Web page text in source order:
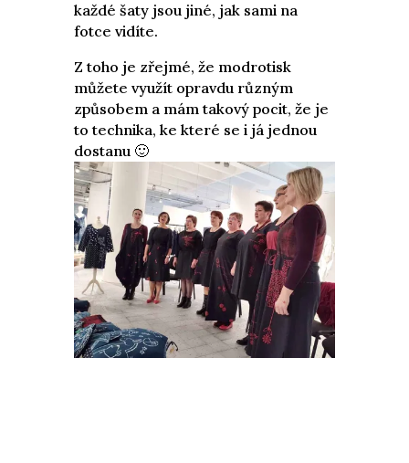
každé šaty jsou jiné, jak sami na
fotce vidíte.
Z toho je zřejmé, že modrotisk
můžete využít opravdu různým
způsobem a mám takový pocit, že je
to technika, ke které se i já jednou
dostanu 🙂